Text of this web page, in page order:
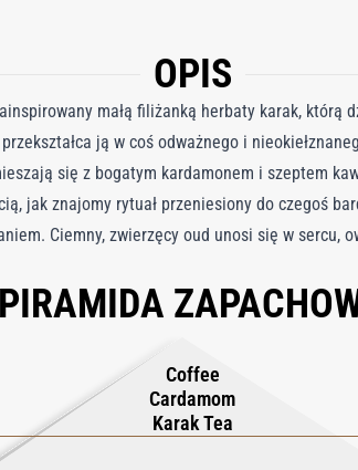
OPIS
małą filiżanką herbaty karak, którą
ją w coś odważnego i
się z bogatym kardamonem i szeptem
jak znajomy rytuał przeniesiony do czegoś
Ciemny, zwierzęcy oud unosi się w sercu,
ciepło i przyprawiona skóra przekształcają
i drzewo gwajakowe tlą się razem,
PIRAMIDA
Coffee
Cardamom
Karak Tea